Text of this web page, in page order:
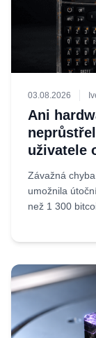
03.08.2026
Ani
uživatele
Závažná
umožnila
než 1 300